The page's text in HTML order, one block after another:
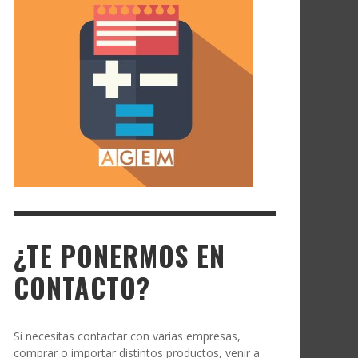
¿TE PONERMOS EN
CONTACTO?
Si necesitas contactar con varias empresas,
comprar o importar distintos productos, venir a